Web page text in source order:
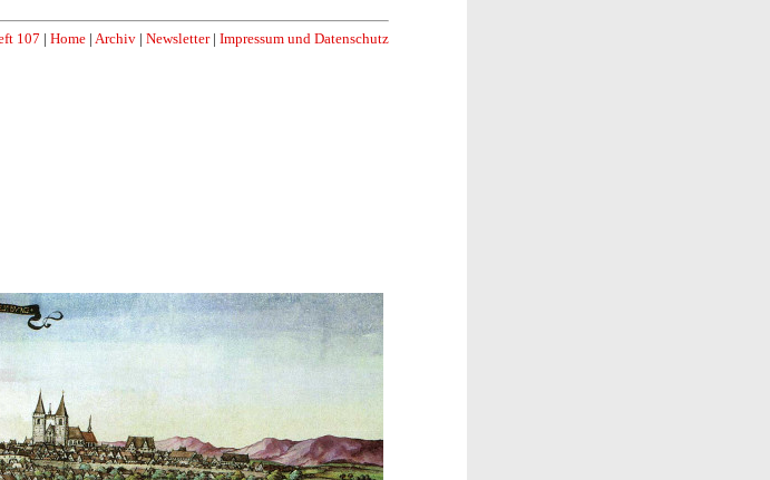
107 | Home | Archiv | Newsletter| Impressum und Datenschutz